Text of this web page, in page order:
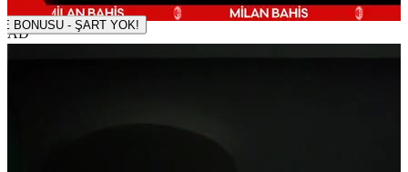
AD
500 TL DENEME BONUSU - ŞART YOK!